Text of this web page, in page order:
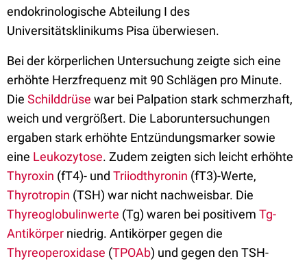
endokrinologische Abteilung I des
Universitätsklinikums Pisa überwiesen.
Bei der körperlichen Untersuchung zeigte sich eine
erhöhte Herzfrequenz mit 90 Schlägen pro Minute.
Die Schilddrüse war bei Palpation stark schmerzhaft,
weich und vergrößert. Die Laboruntersuchungen
ergaben stark erhöhte Entzündungsmarker sowie
eine Leukozytose. Zudem zeigten sich leicht erhöhte
Thyroxin (fT4)- und Triiodthyronin (fT3)-Werte,
Thyrotropin (TSH) war nicht nachweisbar. Die
Thyreoglobulinwerte (Tg) waren bei positivem Tg-
Antikörper niedrig. Antikörper gegen die
Thyreoperoxidase (TPOAb) und gegen den TSH-